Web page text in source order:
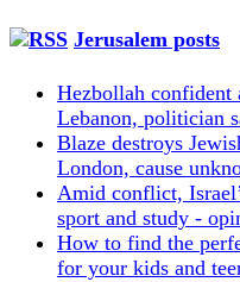
Jerusalem posts
Hezbollah
Lebanon, politician
Blaze destroys
London, cause
Amid conflict,
sport and study -
How to find the
for your kids and